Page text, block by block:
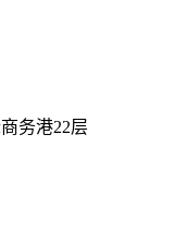
务港22层